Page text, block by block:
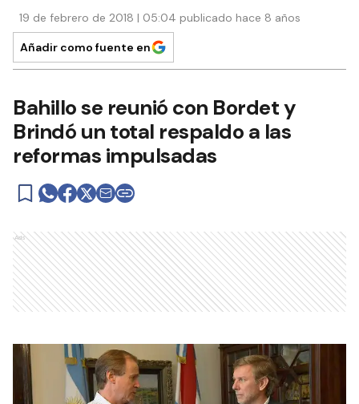
19 de febrero de 2018 | 05:04 publicado hace 8 años
Añadir como fuente en
Bahillo se reunió con Bordet y
Brindó un total respaldo a las
reformas impulsadas
Ads